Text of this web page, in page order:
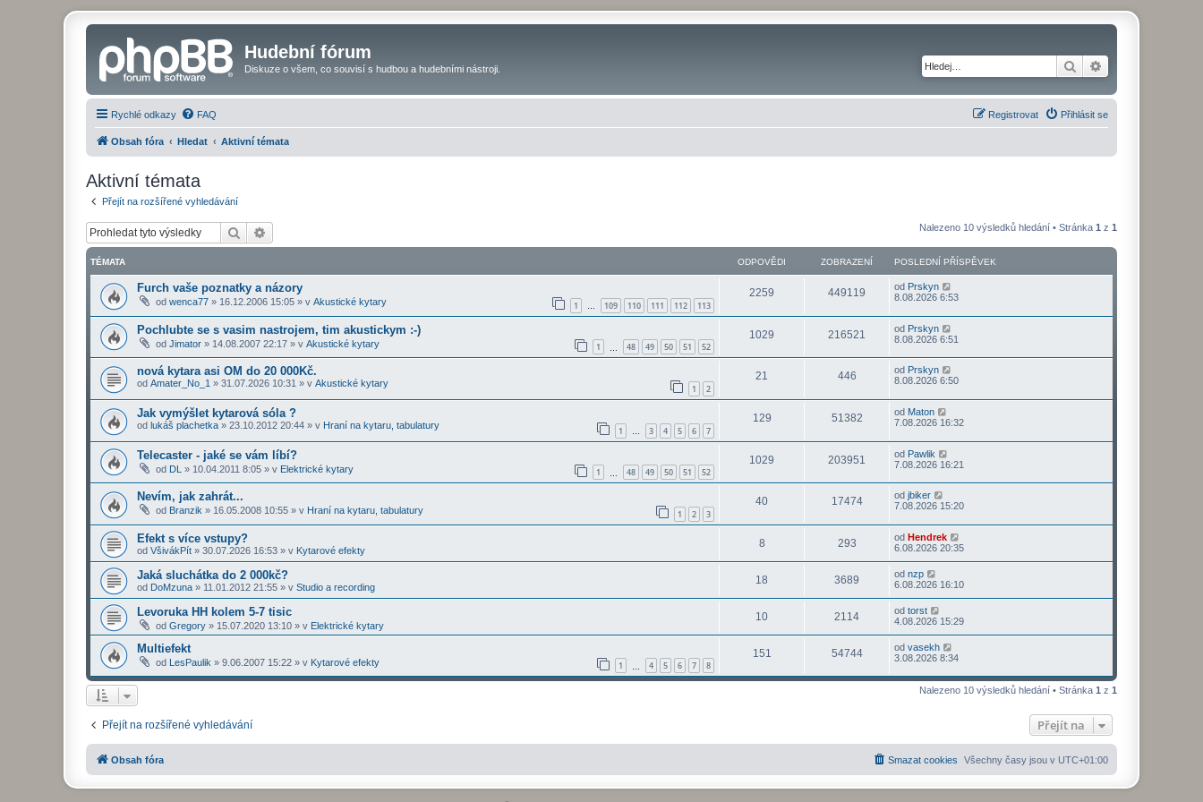
Hudební fórum
Diskuze o všem, co souvisí s hudbou a hudebními nástroji. Hledat
Rychlé odkazy FAQ Přihlásit se
Registrovat
Obsah fóra Hledat Aktivní témata
Aktivní témata
Přejít na rozšířené vyhledávání
Hledat Nalezeno 10 výsledků hledání • Stránka 1 z 1
TÉMATA ODPOVĚDI ZOBRAZENÍ POSLEDNÍ PŘÍSPĚVEK
Furch vaše poznatky a názory
od wenca77 » 16.12.2006 15:05 » v Akustické kytary 1 … 109 110 111 112 113
2259 449119 od Prskyn
8.08.2026 6:53
Pochlubte se s vasim nastrojem, tim akustickym :-)
od Jimator » 14.08.2007 22:17 » v Akustické kytary 1 48 49 50 51 52
1029 216521 od Prskyn
8.08.2026 6:51
nová kytara asi OM do 20 000Kč.
od Amater_No_1 » 31.07.2026 10:31 » v Akustické kytary 1 2
21 446 od Prskyn
8.08.2026 6:50
Jak vymýšlet kytarová sóla ?
od lukáš plachetka » 23.10.2012 20:44 » v Hraní na kytaru, tabulatury 1 … 3 4 5 6 7
129 51382 od Maton
7.08.2026 16:32
Telecaster - jaké se vám líbí?
od DL » 10.04.2011 8:05 » v Elektrické kytary 1 48 49 50 51 52
1029 203951 od Pawlik
7.08.2026 16:21
Nevím, jak zahrát...
od Branzik » 16.05.2008 10:55 » v Hraní na kytaru, tabulatury 1 2 3
40 17474 od jbiker
7.08.2026 15:20
Efekt s více vstupy?
od VšivákPít » 30.07.2026 16:53 » v Kytarové efekty
8 293 od Hendrek
6.08.2026 20:35
Jaká sluchátka do 2 000kč?
od DoMzuna » 11.01.2012 21:55 » v Studio a recording
18 3689 od nzp
6.08.2026 16:10
Levoruka HH kolem 5-7 tisic
od Gregory » 15.07.2020 13:10 » v Elektrické kytary
10 2114 od torst
4.08.2026 15:29
Multiefekt
od LesPaulik » 9.06.2007 15:22 » v Kytarové efekty 1 4 5 6 7 8
151 54744 od vasekh
3.08.2026 8:34
Nalezeno 10 výsledků hledání • Stránka 1 z 1
Přejít na rozšířené vyhledávání Přejít na
Obsah fóra Všechny časy jsou v UTC+01:00
Smazat cookies